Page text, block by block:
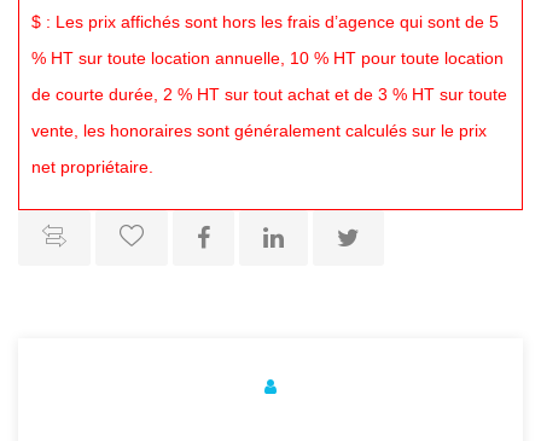
$ : Les prix affichés sont hors les frais d’agence qui sont de 5
% HT sur toute location annuelle, 10 % HT pour toute location
de courte durée, 2 % HT sur tout achat et de 3 % HT sur toute
vente, les honoraires sont généralement calculés sur le prix
net propriétaire.